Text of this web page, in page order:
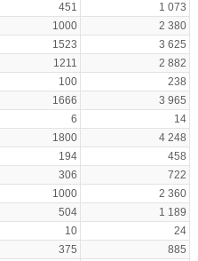
451
1 073
1000
2 380
1523
3 625
1211
2 882
100
238
1666
3 965
6
14
1800
4 248
194
458
306
722
1000
2 360
504
1 189
10
24
375
885